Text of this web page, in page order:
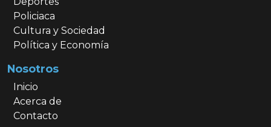
Policiaca
Cultura y Sociedad
Política y Economía
Nosotros
Inicio
Acerca de
Contacto